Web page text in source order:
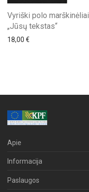
Vyriški polo marškinėliai
„Jūsų tekstas“
18,00 €
Apie
Informacija
Paslaugos